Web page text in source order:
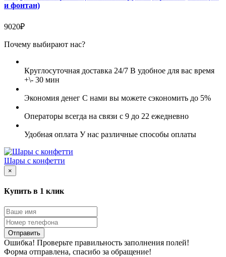
и фонтан)
9020₽
Почему выбирают нас?
Круглосуточная доставка 24/7 В удобное для вас время
+\- 30 мин
Экономия денег С нами вы можете сэкономить до 5%
Операторы всегда на связи с 9 до 22 ежедневно
Удобная оплата У нас различные способы оплаты
Шары с конфетти
×
Купить в 1 клик
Отправить
Ошибка! Проверьте правильность заполнения полей!
Форма отправлена, спасибо за обращение!